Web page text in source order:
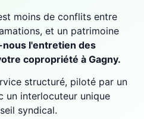
moins de conflits entre
et un patrimoine
l'entretien des
copropriété à Gagny.
structuré, piloté par un
un interlocuteur unique
syndical.